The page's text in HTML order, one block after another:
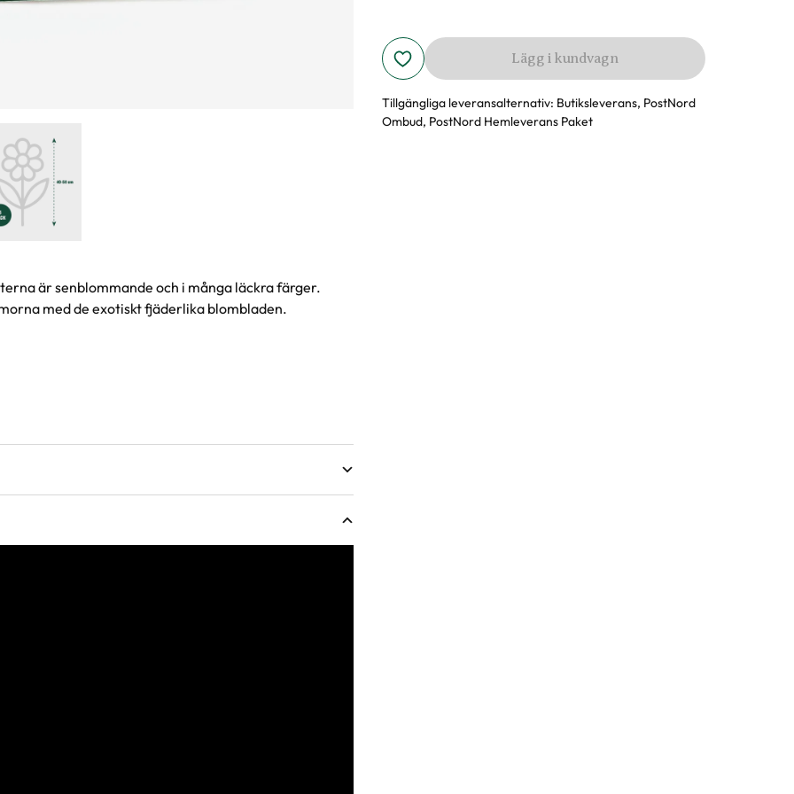
Lägg i kundvagn
Tillgängliga leveransalternativ: Butiksleverans, PostNord
Ombud, PostNord Hemleverans Paket
är senblommande och i många läckra färger.
med de exotiskt fjäderlika blombladen.